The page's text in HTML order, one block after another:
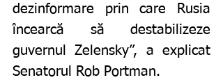
dezinformare prin care Rusia
încearcă să destabilizeze
guvernul Zelensky”, a explicat
Senatorul Rob Portman.